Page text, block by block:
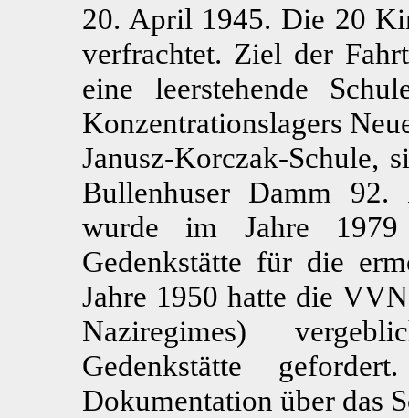
20. April 1945. Die 20
verfrachtet. Ziel der
eine leerstehende
Konzentrationslagers
Janusz-Korczak-Schule,
Bullenhuser Damm
wurde im Jahre
Gedenkstätte für die
Jahre 1950 hatte die
Naziregimes)
Gedenkstätte
Dokumentation über das